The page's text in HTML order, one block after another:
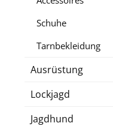
Schuhe
Tarnbekleidung
Ausrüstung
Lockjagd
Jagdhund